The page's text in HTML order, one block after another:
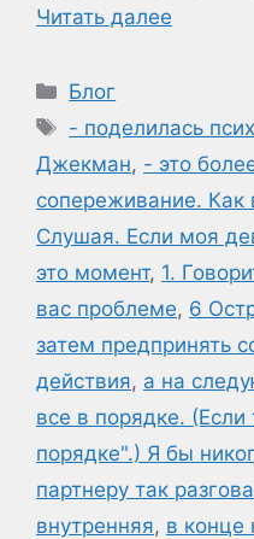
Читать далее
Рубрики
Блог
Метки
- поделилась
Джекман, - это
сопереживание. Как
Слушая. Если моя
это момент, 1.
вас проблеме, 6
затем предпринять
действия, а на
все в порядке. (Если
порядке".) Я бы
партнеру так
внутренняя, в конце